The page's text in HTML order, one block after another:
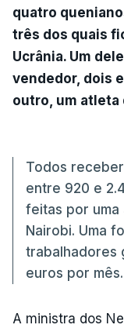
quatro
três dos quais
Ucrânia. Um
vendedor, dois
outro, um atleta
Todos
entre 920 e
feitas por uma
Nairobi. Uma
trabalhadores
euros por mês.
A ministra dos